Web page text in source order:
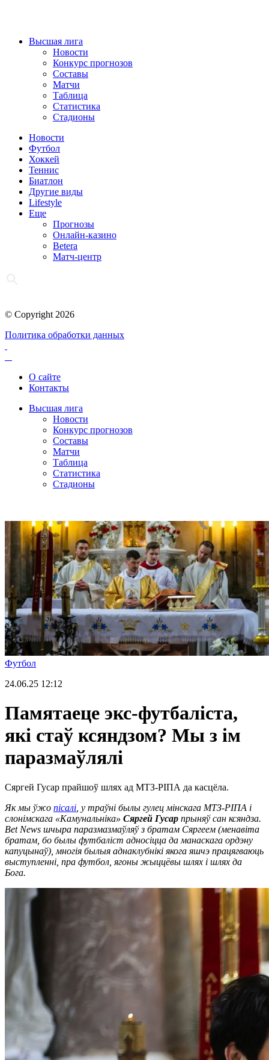
Высшая лига
Новости
Конкурс прогнозов
Составы
Матчи
Таблица
Статистика
Стадионы
Новости
Футбол
Хоккей
Теннис
Биатлон
Другие виды
Lifestyle
Еще
Прогнозы
Онлайн-казино
Betera
Матч-центр
© Copyright 2026
Политика обработки данных
О сайте
Контакты
Высшая лига
Новости
Конкурс прогнозов
Составы
Матчи
Таблица
Статистика
Стадионы
Футбол
24.06.25 12:12
Памятаеце экс-футбаліста,
які стаў ксяндзом? Мы з ім
паразмаўлялі
Сяргей Гусар прайшоў шлях ад МТЗ-РIПА да касцёла.
Як мы ўжо пісалі , у траўні былы гулец мінскага МТЗ-РIПА і
слонімскага «Камунальніка» Сяргей Гусар прыняў сан ксяндза.
Bet News шчыра паразмазмаўляўз братам Сяргеем (менавіта
братам, бо былы футбаліст адносіцца да манаскага ордэну
капуцынаў), многія былыя аднаклубнікі якога яшчэ працягваюць
выступленні , пра футбол, ягоны жыццёвы шлях і шлях да
Бога.